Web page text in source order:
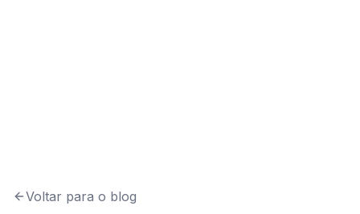
Voltar para o blog